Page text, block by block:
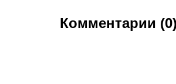
Комментарии (0)